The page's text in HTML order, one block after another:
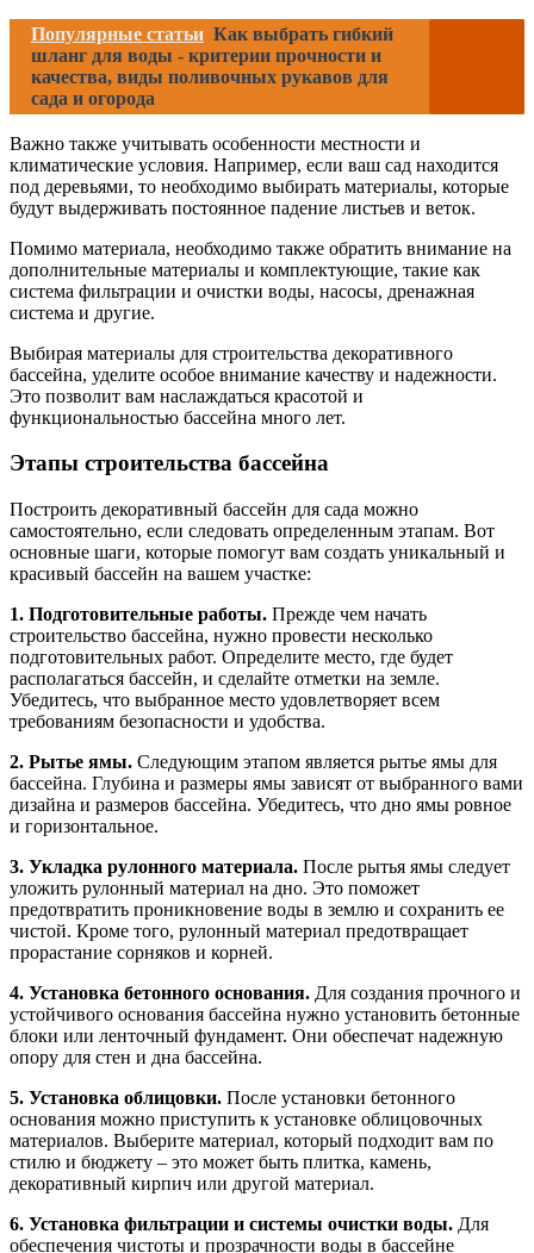
Популярные статьи Как выбрать гибкий
шланг для воды - критерии прочности и
качества, виды поливочных рукавов для
сада и огорода
Важно также учитывать особенности местности и
климатические условия. Например, если ваш сад находится
под деревьями, то необходимо выбирать материалы, которые
будут выдерживать постоянное падение листьев и веток.
Помимо материала, необходимо также обратить внимание на
дополнительные материалы и комплектующие, такие как
система фильтрации и очистки воды, насосы, дренажная
система и другие.
Выбирая материалы для строительства декоративного
бассейна, уделите особое внимание качеству и надежности.
Это позволит вам наслаждаться красотой и
функциональностью бассейна много лет.
Этапы строительства бассейна
Построить декоративный бассейн для сада можно
самостоятельно, если следовать определенным этапам. Вот
основные шаги, которые помогут вам создать уникальный и
красивый бассейн на вашем участке:
1. Подготовительные работы. Прежде чем начать
строительство бассейна, нужно провести несколько
подготовительных работ. Определите место, где будет
располагаться бассейн, и сделайте отметки на земле.
Убедитесь, что выбранное место удовлетворяет всем
требованиям безопасности и удобства.
2. Рытье ямы. Следующим этапом является рытье ямы для
бассейна. Глубина и размеры ямы зависят от выбранного вами
дизайна и размеров бассейна. Убедитесь, что дно ямы ровное
и горизонтальное.
3. Укладка рулонного материала. После рытья ямы следует
уложить рулонный материал на дно. Это поможет
предотвратить проникновение воды в землю и сохранить ее
чистой. Кроме того, рулонный материал предотвращает
прорастание сорняков и корней.
4. Установка бетонного основания. Для создания прочного и
устойчивого основания бассейна нужно установить бетонные
блоки или ленточный фундамент. Они обеспечат надежную
опору для стен и дна бассейна.
5. Установка облицовки. После установки бетонного
основания можно приступить к установке облицовочных
материалов. Выберите материал, который подходит вам по
стилю и бюджету – это может быть плитка, камень,
декоративный кирпич или другой материал.
6. Установка фильтрации и системы очистки воды. Для
обеспечения чистоты и прозрачности воды в бассейне